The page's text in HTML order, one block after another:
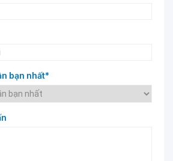
bạn nhất*